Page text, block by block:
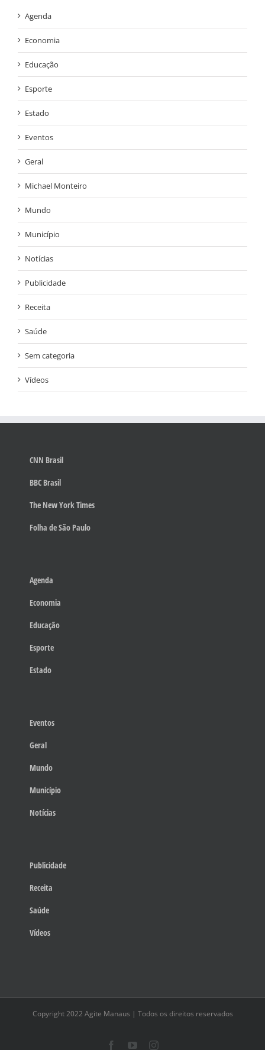
Agenda
Economia
Educação
Esporte
Estado
Eventos
Geral
Michael Monteiro
Mundo
Município
Notícias
Publicidade
Receita
Saúde
Sem categoria
Vídeos
CNN Brasil
BBC Brasil
The New York Times
Folha de São Paulo
Agenda
Economia
Educação
Esporte
Estado
Eventos
Geral
Mundo
Município
Notícias
Publicidade
Receita
Saúde
Vídeos
Copyright 2022 Agite Manaus | Todos os direitos reservados
FacebookYouTubeInstagram